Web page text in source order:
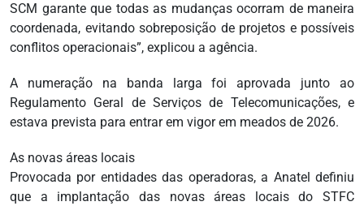
SCM garante que todas as mudanças ocorram de maneira
coordenada, evitando sobreposição de projetos e possíveis
conflitos operacionais”, explicou a agência.
A numeração na banda larga foi aprovada junto ao
Regulamento Geral de Serviços de Telecomunicações, e
estava prevista para entrar em vigor em meados de 2026.
As novas áreas locais
Provocada por entidades das operadoras, a Anatel definiu
que a implantação das novas áreas locais do STFC